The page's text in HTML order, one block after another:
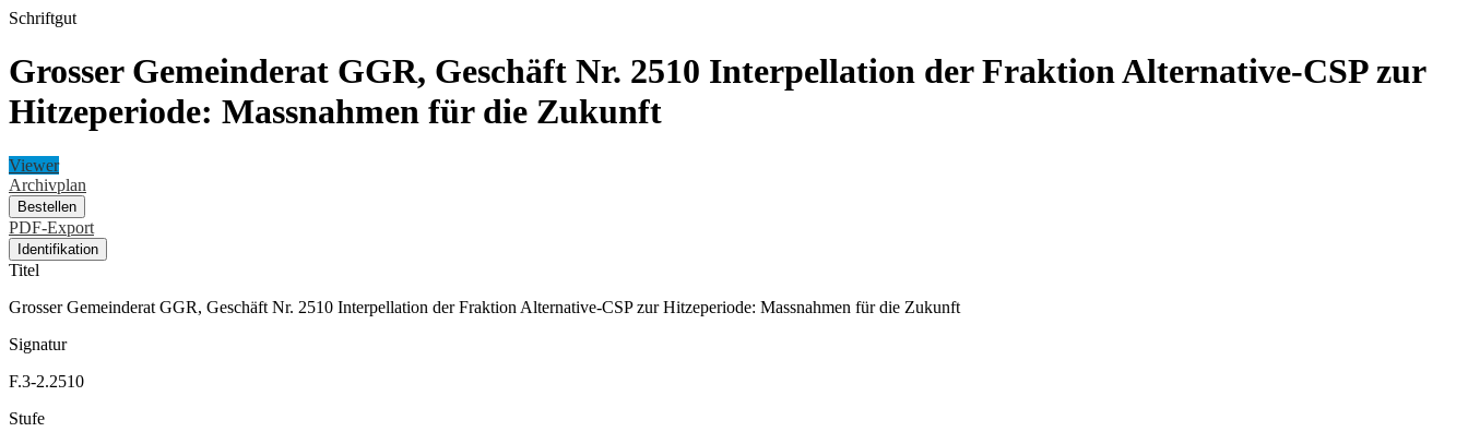
Schriftgut
Grosser Gemeinderat GGR, Geschäft Nr. 2510 Interpellation der Fraktion Alternative-CSP zur
Hitzeperiode: Massnahmen für die Zukunft
Viewer
Archivplan
Bestellen
PDF-Export
Identifikation
Titel
Grosser Gemeinderat GGR, Geschäft Nr. 2510 Interpellation der Fraktion Alternative-CSP zur Hitzeperiode: Massnahmen für die Zukunft
Signatur
F.3-2.2510
Stufe